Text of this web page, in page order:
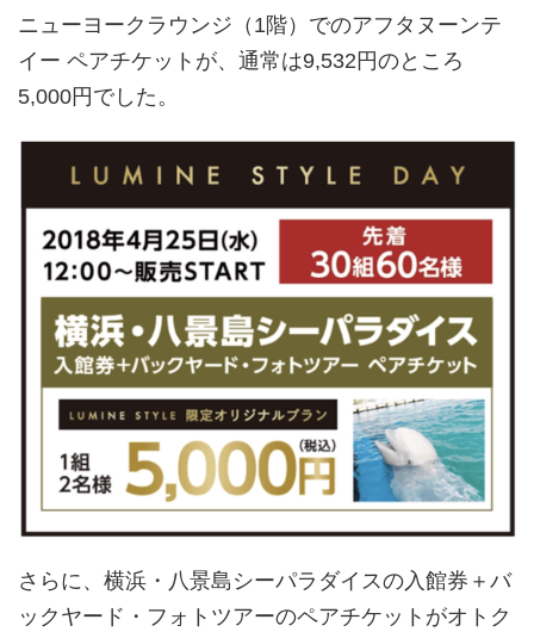
ニューヨークラウンジ（1階）でのアフタヌーンテ
イー ペアチケットが、通常は9,532円のところ
5,000円でした。
さらに、横浜・八景島シーパラダイスの入館券＋バ
ックヤード・フォトツアーのペアチケットがオトク